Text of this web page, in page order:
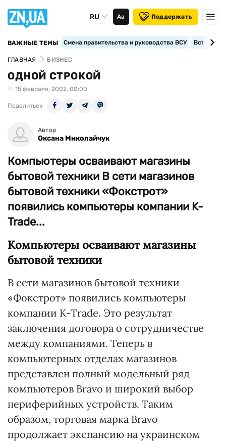
RU Аа Поддержать
ВАЖНЫЕ ТЕМЫ Смена правительства и руководства ВСУ
ГЛАВНАЯ БИЗНЕС
ОДНОЙ СТРОКОЙ
15 февраля, 2002, 00:00
Поделиться
Автор
Оксана Миколайчук
Компьютеры осваивают магазины
бытовой техники В сети магазинов
бытовой техники «Фокстрот»
появились компьютеры компании K-
Trade...
Компьютеры осваивают магазины
бытовой техники
В сети магазинов бытовой техники
«Фокстрот» появились компьютеры
компании K-Trade. Это результат
заключения договора о сотрудничестве
между компаниями. Теперь в
компьютерных отделах магазинов
представлен полный модельный ряд
компьютеров Bravo и широкий выбор
периферийных устройств. Таким
образом, торговая марка Bravo
продолжает экспансию на украинском